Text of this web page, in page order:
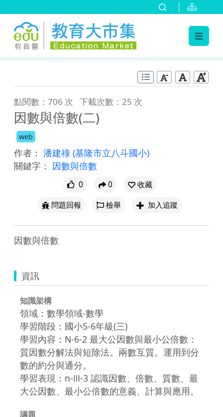
點閱數：706 次 下載次數：25 次
因數與倍數(二)
web
作者： 潘建祿 (基隆市立八斗國小)
關鍵字： 因數與倍數
0 0
收藏
問題回報
檢舉 加入追蹤
因數與倍數
資訊
知識架構
領域：數學領域-數學
學習階段：國小5-6年級(三)
學習內容：N-6-2 最大公因數與最小公倍數：
質因數分解法與短除法。兩數互質。運用到分
數的約分與通分。
學習表現：n-Ⅲ-3 認識因數、倍數、質數、最
大公因數、最小公倍數的意義、計算與應用。
議題